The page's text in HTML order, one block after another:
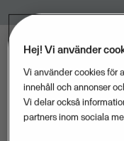
– Vi vet att den
Administration
affärssystem.
Hej! Vi använder
Vi använder cookies för
innehåll och annonser
Vi delar också
partners inom sociala